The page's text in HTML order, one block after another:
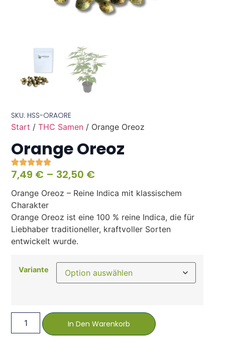
SKU: HSS-ORAORE
Start /THC Samen / Orange Oreoz
Orange Oreoz
7,49 € – 32,50 €
Orange Oreoz – Reine Indica mit klassischem
Charakter
Orange Oreoz ist eine 100 % reine Indica, die für
Liebhaber traditioneller, kraftvoller Sorten
entwickelt wurde.
Variante
In Den Warenkorb